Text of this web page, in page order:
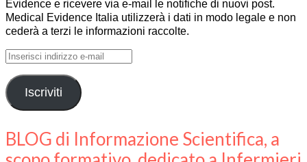
Evidence e ricevere via e-mail le notifiche di nuovi post.
Medical Evidence Italia utilizzerà i dati in modo legale e non
cederà a terzi le informazioni raccolte.
Inserisci
e-
mail Iscriviti
BLOG di Informazione Scientifica, a